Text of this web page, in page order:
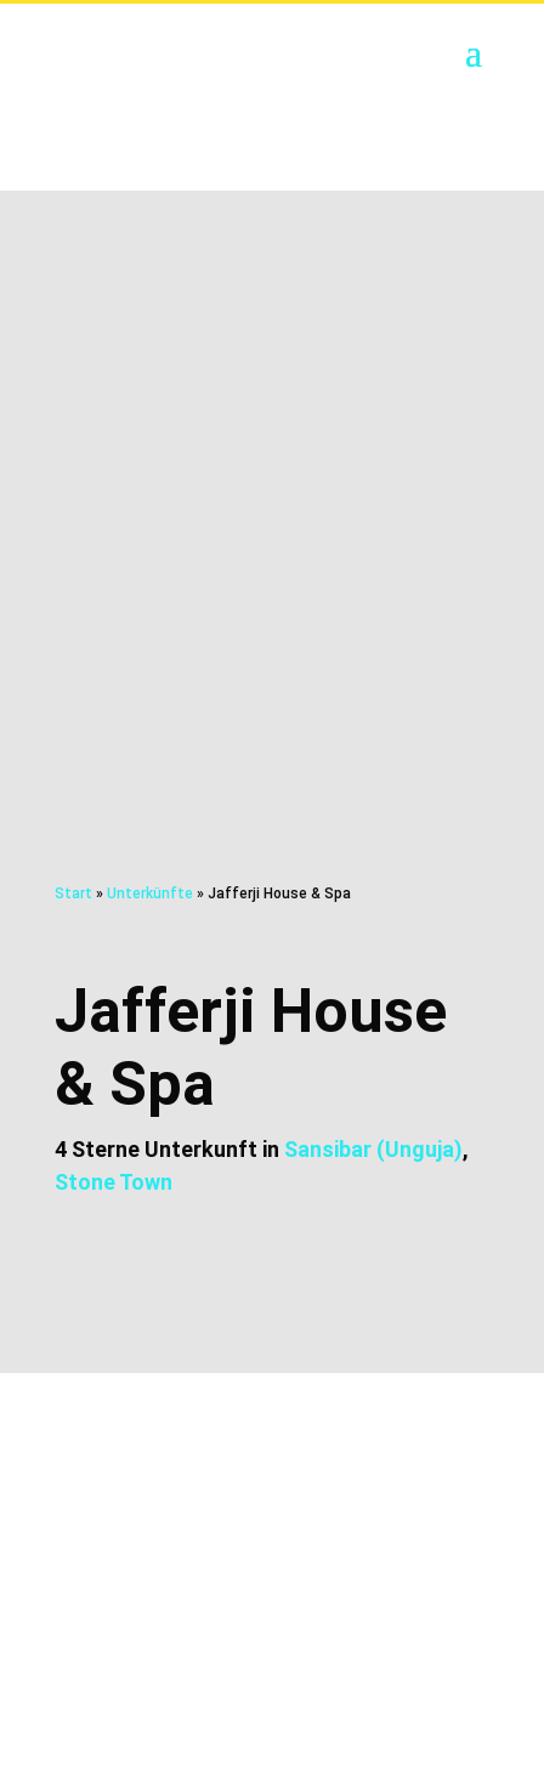
Start » Unterkünfte » Jafferji House & Spa
Jafferji House
& Spa
4 Sterne Unterkunft in Sansibar (Unguja),
Stone Town